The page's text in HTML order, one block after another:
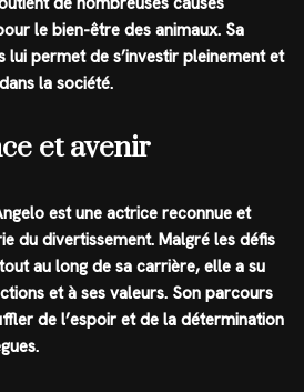
le bien-être des animaux. Sa
lui permet de s’investir pleinement et
la société.
et avenir
est une actrice reconnue et
du divertissement. Malgré les défis
au long de sa carrière, elle a su
et à ses valeurs. Son parcours
de l’espoir et de la détermination